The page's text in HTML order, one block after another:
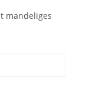
mandeliges